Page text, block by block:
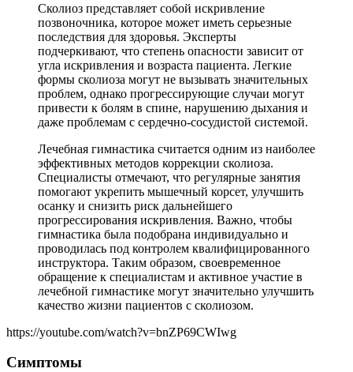
Сколиоз представляет собой искривление
позвоночника, которое может иметь серьезные
последствия для здоровья. Эксперты
подчеркивают, что степень опасности зависит от
угла искривления и возраста пациента. Легкие
формы сколиоза могут не вызывать значительных
проблем, однако прогрессирующие случаи могут
привести к болям в спине, нарушению дыхания и
даже проблемам с сердечно-сосудистой системой.
Лечебная гимнастика считается одним из наиболее
эффективных методов коррекции сколиоза.
Специалисты отмечают, что регулярные занятия
помогают укрепить мышечный корсет, улучшить
осанку и снизить риск дальнейшего
прогрессирования искривления. Важно, чтобы
гимнастика была подобрана индивидуально и
проводилась под контролем квалифицированного
инструктора. Таким образом, своевременное
обращение к специалистам и активное участие в
лечебной гимнастике могут значительно улучшить
качество жизни пациентов с сколиозом.
https://youtube.com/watch?v=bnZP69CWIwg
Симптомы